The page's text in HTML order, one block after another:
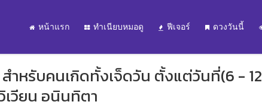
หน้าแรก ทำเนียบหมอดู ฟีเจอร์ ดวงวันนี้
ำหรับคนเกิดทั้งเจ็ดวัน ตั้งแต่วันที่(6 - 12
วียน อนินทิตา